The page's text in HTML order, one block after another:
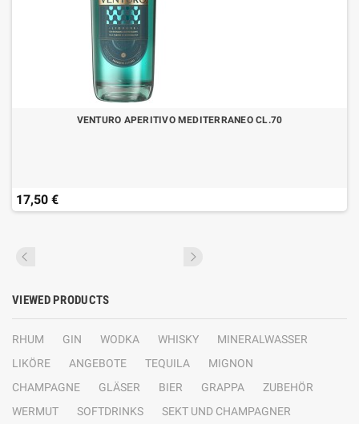
VENTURO APERITIVO MEDITERRANEO CL.70
17,50 €
VIEWED PRODUCTS
RHUM GIN WODKA WHISKY
MINERALWASSER
LIKÖRE
ANGEBOTE TEQUILA
MIGNON
CHAMPAGNE
GLÄSER BIER GRAPPA
ZUBEHÖR
WERMUT
SOFTDRINKS
SEKT UND CHAMPAGNER